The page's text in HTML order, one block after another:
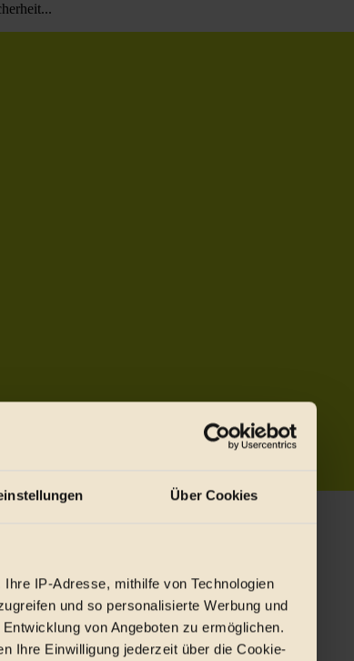
Über Cookies
IP-Adresse, mithilfe von Technologien
und so personalisierte Werbung und
von Angeboten zu ermöglichen.
Ihre Einwilligung jederzeit über die Cookie-